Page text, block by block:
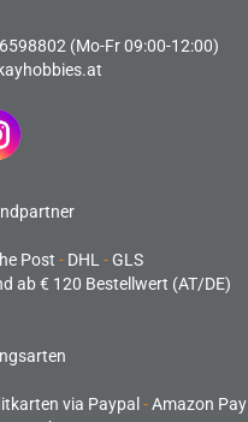
(Mo-Fr 09:00-12:00)
Post - DHL -GLS
ab € 120 Bestellwert (AT/DE)
via Paypal -Amazon Pay